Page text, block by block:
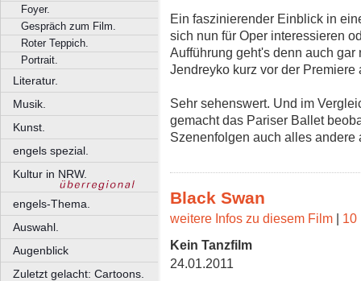
Foyer.
Gespräch zum Film.
Roter Teppich.
Portrait.
Literatur.
Musik.
Kunst.
engels spezial.
Kultur in NRW.
engels-Thema.
Auswahl.
Augenblick
Zuletzt gelacht: Cartoons.
Ein faszinierender Einblick in
sich nun für Oper interessieren
Aufführung geht's denn auch
Jendreyko kurz vor der Premiere
Sehr sehenswert. Und im
gemacht das Pariser Ballet
Szenenfolgen auch alles andere
Black Swan
weitere Infos zu diesem Film | 10
Kein Tanzfilm
24.01.2011